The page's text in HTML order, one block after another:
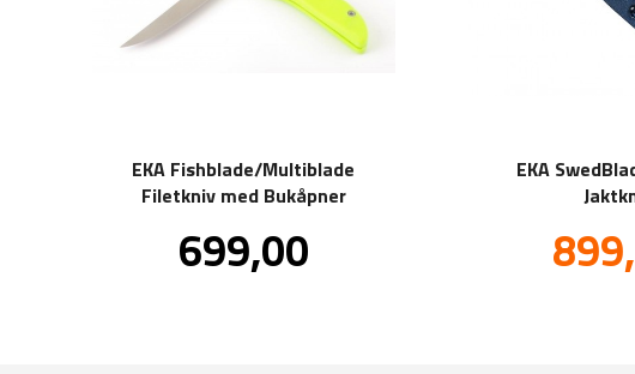
EKA Fishblade/Multiblade
Filetkniv med Bukåpner
Pris
699,00inkl.
mva.
EKA